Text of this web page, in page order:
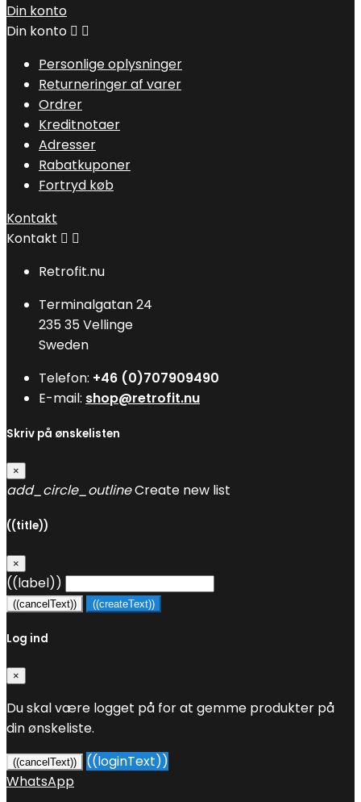
Din konto
Din konto  
Personlige oplysninger
Returneringer af varer
Ordrer
Kreditnotaer
Adresser
Rabatkuponer
Fortryd køb
Kontakt
Kontakt  
Retrofit.nu
Terminalgatan 24
235 35 Vellinge
Sweden
Telefon: +46 (0)707909490
E-mail: shop@retrofit.nu
Skriv på ønskelisten
×
add_circle_outlineCreate new list
((title))
×
((label))
((cancelText)) ((createText))
Log ind
×
Du skal være logget på for at gemme produkter på
din ønskeliste.
((cancelText))
((loginText))
WhatsApp